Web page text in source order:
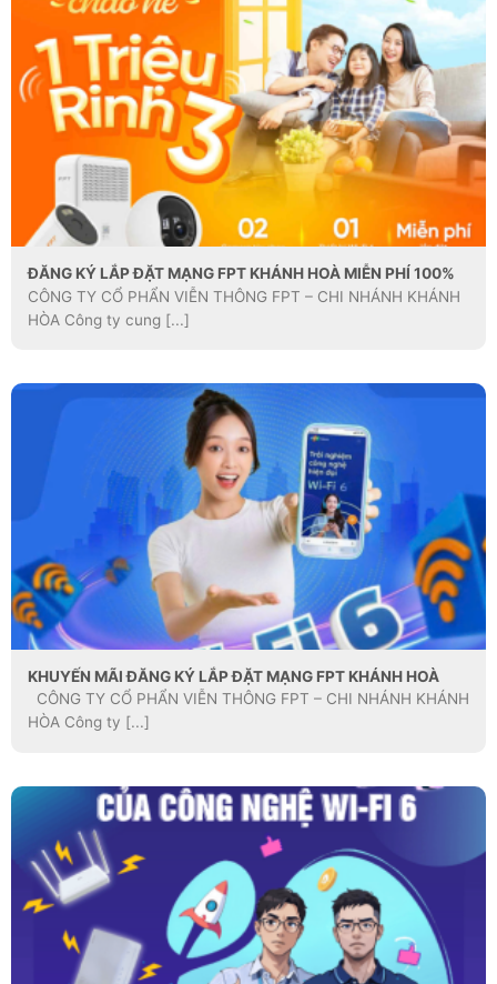
ĐĂNG KÝ LẮP ĐẶT MẠNG FPT KHÁNH HOÀ MIỄN PHÍ 100%
CÔNG TY CỔ PHẨN VIỄN THÔNG FPT – CHI NHÁNH KHÁNH
HÒA Công ty cung [...]
KHUYẾN MÃI ĐĂNG KÝ LẮP ĐẶT MẠNG FPT KHÁNH HOÀ
CÔNG TY CỔ PHẨN VIỄN THÔNG FPT – CHI NHÁNH KHÁNH
HÒA Công ty [...]